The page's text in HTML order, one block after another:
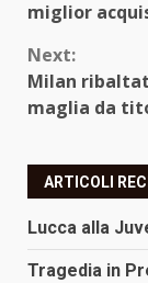
Reading
miglior
Next:
Milan
maglia da
ARTICOLI
Lucca alla
Tragedia in